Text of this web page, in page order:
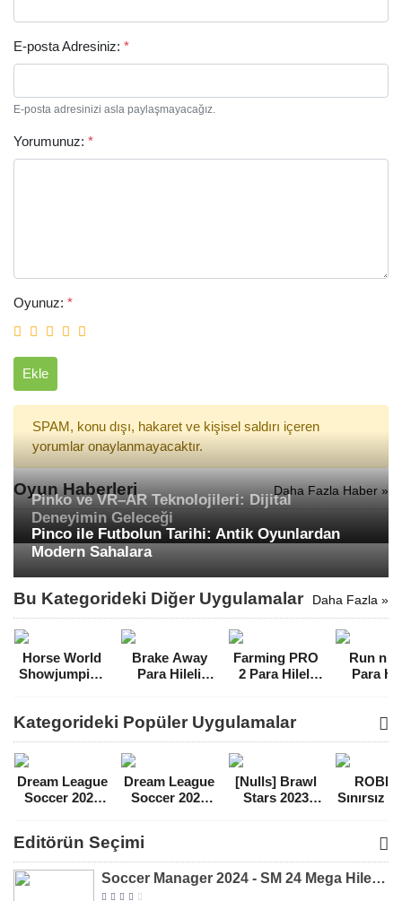
E-posta Adresiniz: *
E-posta adresinizi asla paylaşmayacağız.
Yorumunuz: *
Oyunuz: *
Ekle
SPAM, konu dışı, hakaret ve kişisel saldırı içeren
yorumlar onaylanmayacaktır.
Oyun Haberleri Daha Fazla Haber »
Pinko ve VR–AR Teknolojileri: Dijital
Deneyimin Geleceği
Pinco ile Futbolun Tarihi: Antik Oyunlardan
Modern Sahalara
Bu Kategorideki Diğer Uygulamalar Daha Fazla »
Horse World
Showjumping
[v4.4]
Brake Away
Para Hileli
Farming PRO
2 Para Hileli
Run n
Para
Kategorideki Popüler Uygulamalar
Dream League
Soccer 2021
[v8.31]
Dream League
Soccer 2022
[Nulls] Brawl
Stars 2023
Sınırsız
Editörün Seçimi
Soccer Manager 2024 - SM 24 Mega Hileli MOD APK indir [v3.0.0]